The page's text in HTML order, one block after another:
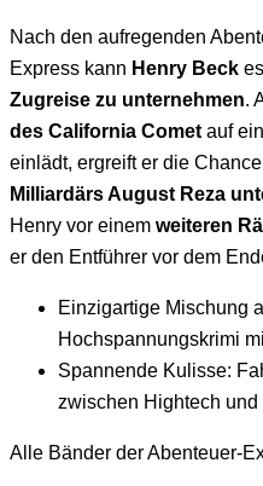
Nach den aufregenden
Express kann Henry Beck
Zugreise zu unternehmen.
des California Comet auf
einlädt, ergreift er die
Milliardärs August Reza
Henry vor einem weiteren
er den Entführer vor dem
Einzigartige Mischung
Hochspannungskrimi
Spannende Kulisse:
zwischen Hightech
Alle Bänder der Abenteuer-